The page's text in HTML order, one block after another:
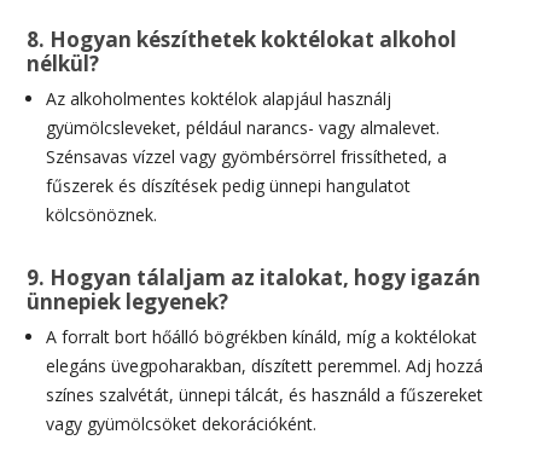
8. Hogyan készíthetek koktélokat alkohol
nélkül?
Az alkoholmentes koktélok alapjául használj
gyümölcsleveket, például narancs- vagy almalevet.
Szénsavas vízzel vagy gyömbérsörrel frissítheted, a
fűszerek és díszítések pedig ünnepi hangulatot
kölcsönöznek.
9. Hogyan tálaljam az italokat, hogy igazán
ünnepiek legyenek?
A forralt bort hőálló bögrékben kínáld, míg a koktélokat
elegáns üvegpoharakban, díszített peremmel. Adj hozzá
színes szalvétát, ünnepi tálcát, és használd a fűszereket
vagy gyümölcsöket dekorációként.